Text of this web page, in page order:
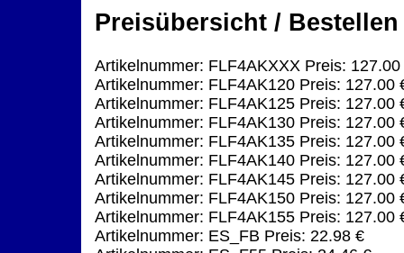
Preisübersicht / Bestellen
Artikelnummer: FLF4AKXXX Preis: 127.00
Artikelnummer: FLF4AK120 Preis: 127.00
Artikelnummer: FLF4AK125 Preis: 127.00
Artikelnummer: FLF4AK130 Preis: 127.00
Artikelnummer: FLF4AK135 Preis: 127.00
Artikelnummer: FLF4AK140 Preis: 127.00
Artikelnummer: FLF4AK145 Preis: 127.00
Artikelnummer: FLF4AK150 Preis: 127.00
Artikelnummer: FLF4AK155 Preis: 127.00
Artikelnummer: ES_FB Preis: 22.98 €